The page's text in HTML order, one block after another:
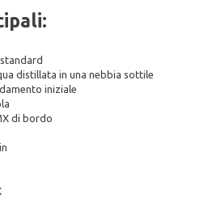
distillata in una nebbia sottile
iniziale
di bordo